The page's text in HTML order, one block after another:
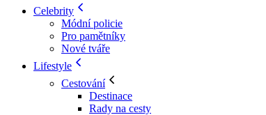
Celebrity
Módní policie
Pro pamětníky
Nové tváře
Lifestyle
Cestování
Destinace
Rady na cesty